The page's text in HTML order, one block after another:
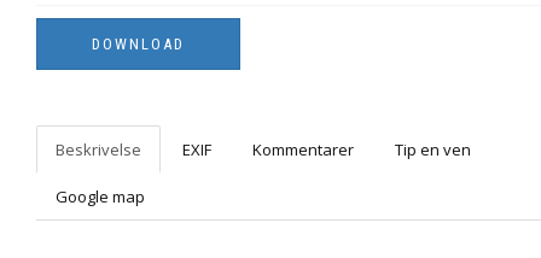
Beskrivelse EXIF Kommentarer Tip en ven
Google map